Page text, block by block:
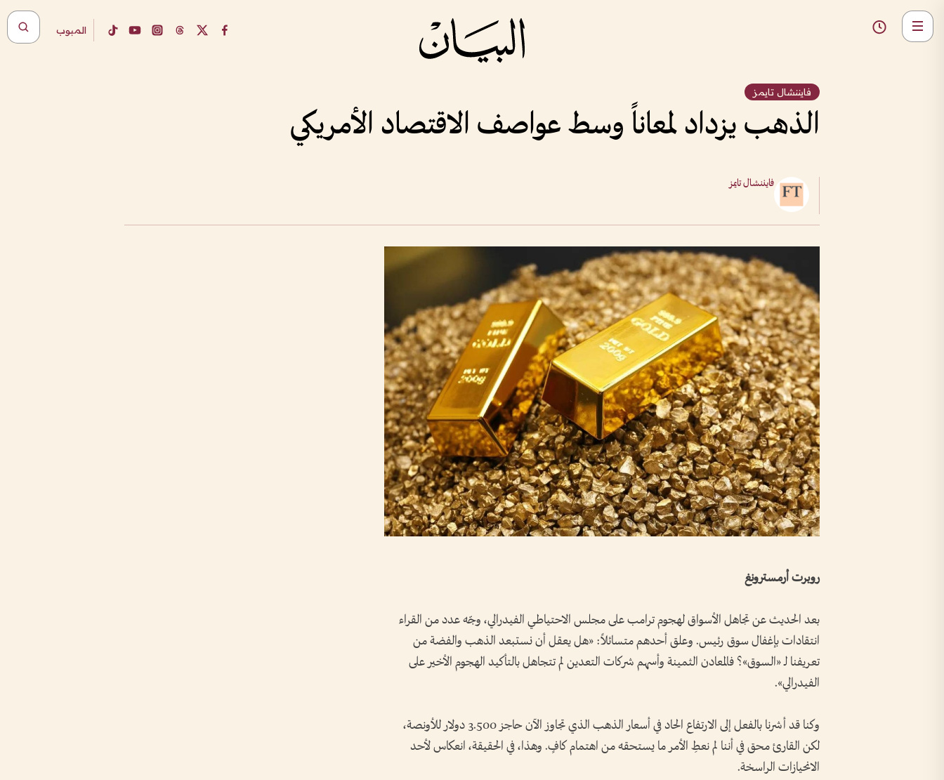
المبوب
فايننشال تايمز
الذهب يزداد لمعاناً وسط عواصف الاقتصاد الأمريكي
فايننشال تايمز
روبرت أرمسترونغ
بعد الحديث عن تجاهل الأسواق لهجوم ترامب على مجلس الاحتياطي الفيدرالي، وجّه عدد من القراء
انتقادات بإغفال سوق رئيس. وعلق أحدهم متسائلاً: «هل يعقل أن نستبعد الذهب والفضة من
تعريفنا لـ «السوق»؟ فالمعادن الثمينة وأسهم شركات التعدين لم تتجاهل بالتأكيد الهجوم الأخير على
الفيدرالي».
وكنا قد أشرنا بالفعل إلى الارتفاع الحاد في أسعار الذهب الذي تجاوز الآن حاجز 3.500 دولار للأونصة،
لكن القارئ محق في أننا لم نعطِ الأمر ما يستحقه من اهتمام كافٍ. وهذا، في الحقيقة، انعكاس لأحد
الانحيازات الراسخة.